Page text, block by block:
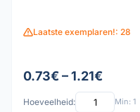
Laatste exemplaren!: 28
0.73€ – 1.21€
Hoeveelheid: Min: 1